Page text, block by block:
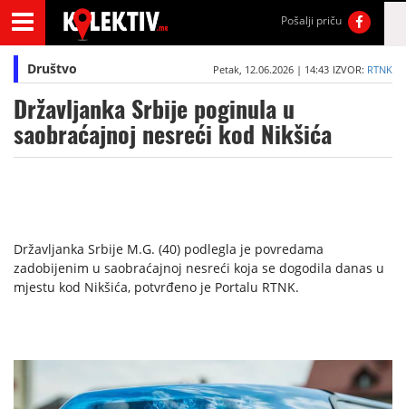
Pošalji priču
Društvo Petak, 12.06.2026 | 14:43 IZVOR: RTNK
Državljanka Srbije poginula u
saobraćajnoj nesreći kod Nikšića
Državljanka Srbije M.G. (40) podlegla je povredama
zadobijenim u saobraćajnoj nesreći koja se dogodila danas u
mjestu kod Nikšića, potvrđeno je Portalu RTNK.